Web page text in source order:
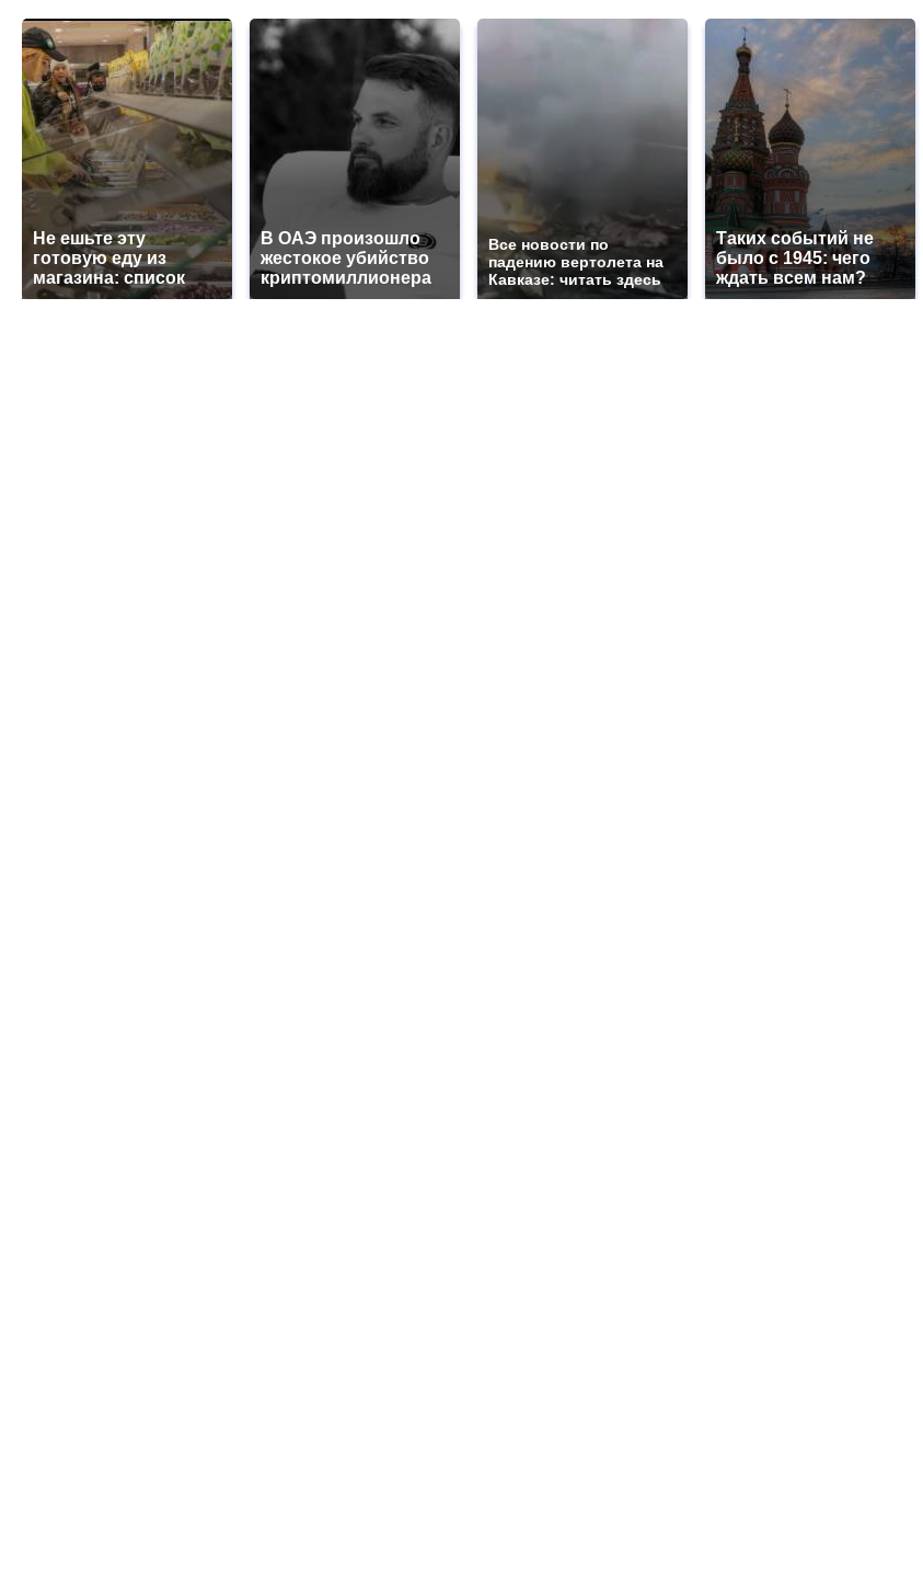
Не ешьте эту
готовую еду из
магазина: список
В ОАЭ произошло
жестокое убийство
криптомиллионера
Все новости по
падению вертолета на
Кавказе: читать здесь
Таких событий не
было с 1945: чего
ждать всем нам?